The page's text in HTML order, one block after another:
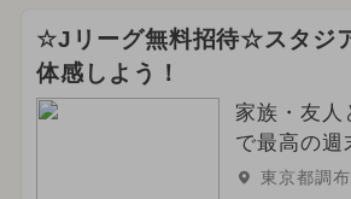
☆Jリーグ無料招待☆スタジ
体感しよう！
家族・友人
で最高の週
東京都調